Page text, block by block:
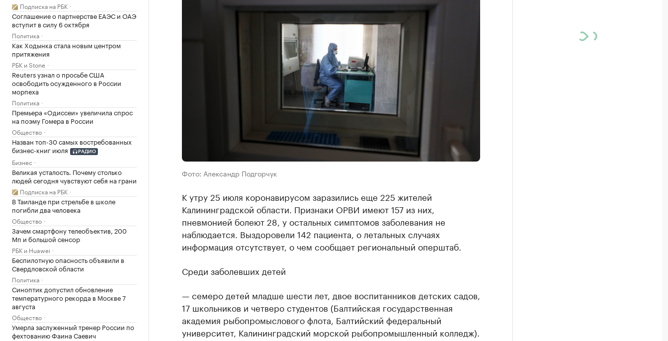
Подписка на РБК
Соглашение о партнерстве ЕАЭС и ОАЭ
вступит в силу 6 октября
Политика
Как Ходынка стала новым центром
притяжения
РБК и Stone
Reuters узнал о просьбе США
освободить осужденного в России
морпеха
Политика
Премьера «Одиссеи» увеличила спрос
на поэму Гомера в России
Общество
Назван топ-30 самых востребованных
бизнес-книг июля
РАДИО
Бизнес
Великая усталость. Почему столько
людей сегодня чувствуют себя на грани
Подписка на РБК
В Таиланде при стрельбе в школе
погибли два человека
Общество
Зачем смартфону телеобъектив, 200
Мп и большой сенсор
РБК и Huawei
Беспилотную опасность объявили в
Свердловской области
Политика
Синоптик допустил обновление
температурного рекорда в Москве 7
августа
Общество
Умерла заслуженный тренер России по
фехтованию Фаина Саевич
Фото: Александр Подгорчук
К утру 25 июля коронавирусом заразились еще 225 жителей
Калининградской области. Признаки ОРВИ имеют 157 из них,
пневмонией болеют 28, у остальных симптомов заболевания не
наблюдается. Выздоровели 142 пациента, о летальных случаях
информация отсутствует, о чем сообщает региональный оперштаб.
Среди заболевших детей
— семеро детей младше шести лет, двое воспитанников детских садов,
17 школьников и четверо студентов (Балтийская государственная
академия рыбопромыслового флота, Балтийский федеральный
университет, Калининградский морской рыбопромышленный колледж).